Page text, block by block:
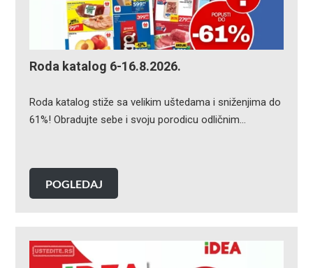
Roda katalog 6-16.8.2026.
Roda katalog stiže sa velikim uštedama i sniženjima do
61%! Obradujte sebe i svoju porodicu odličnim…
POGLEDAJ